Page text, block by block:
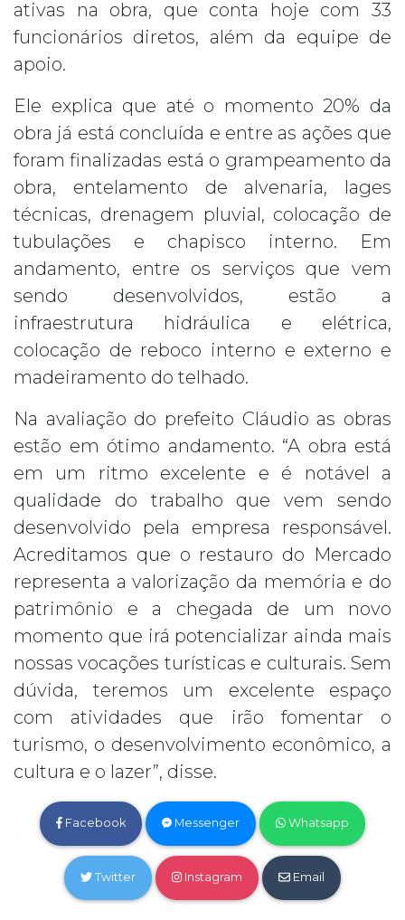
ativas na obra, que conta hoje com 33
funcionários diretos, além da equipe de
apoio.
Ele explica que até o momento 20% da
obra já está concluída e entre as ações que
foram finalizadas está o grampeamento da
obra, entelamento de alvenaria, lages
técnicas, drenagem pluvial, colocação de
tubulações e chapisco interno. Em
andamento, entre os serviços que vem
sendo desenvolvidos, estão a
infraestrutura hidráulica e elétrica,
colocação de reboco interno e externo e
madeiramento do telhado.
Na avaliação do prefeito Cláudio as obras
estão em ótimo andamento. “A obra está
em um ritmo excelente e é notável a
qualidade do trabalho que vem sendo
desenvolvido pela empresa responsável.
Acreditamos que o restauro do Mercado
representa a valorização da memória e do
patrimônio e a chegada de um novo
momento que irá potencializar ainda mais
nossas vocações turísticas e culturais. Sem
dúvida, teremos um excelente espaço
com atividades que irão fomentar o
turismo, o desenvolvimento econômico, a
cultura e o lazer”, disse.
Facebook Messenger Whatsapp
Twitter Instagram Email